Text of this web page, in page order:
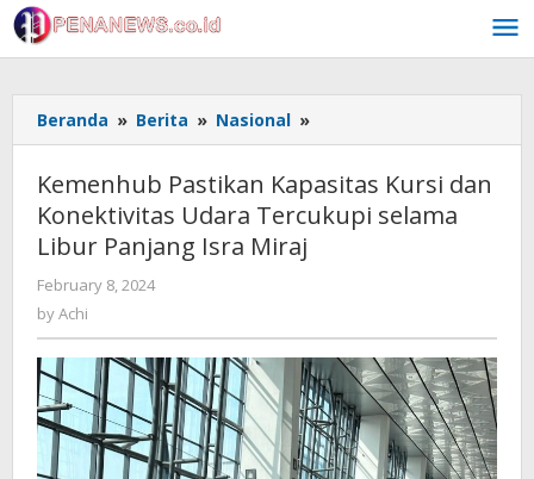
Skip
to
content
Beranda » Berita » Nasional »
Pastikan
Kursi
dan
Libur
Panjang
Isra
Miraj
Kemenhub Pastikan Kapasitas Kursi dan
Konektivitas Udara Tercukupi selama
Libur Panjang Isra Miraj
February 8, 2024
byAchi